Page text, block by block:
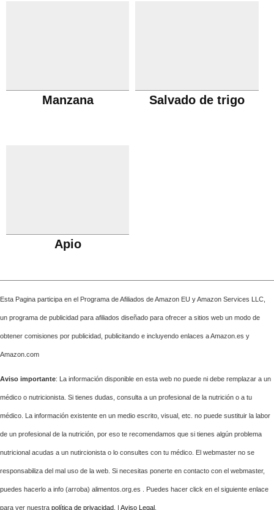
Manzana Salvado de trigo
Apio
Esta Pagina participa en el Programa de Afiliados de Amazon EU y Amazon Services LLC,
un programa de publicidad para afiliados diseñado para ofrecer a sitios web un modo de
obtener comisiones por publicidad, publicitando e incluyendo enlaces a Amazon.es y
Amazon.com
Aviso importante: La información disponible en esta web no puede ni debe remplazar a un
médico o nutricionista. Si tienes dudas, consulta a un profesional de la nutrición o a tu
médico. La información existente en un medio escrito, visual, etc. no puede sustituir la labor
de un profesional de la nutrición, por eso te recomendamos que si tienes algún problema
nutricional acudas a un nutircionista o lo consultes con tu médico. El webmaster no se
responsabiliza del mal uso de la web. Si necesitas ponerte en contacto con el webmaster,
puedes hacerlo a info (arroba) alimentos.org.es . Puedes hacer click en el siguiente enlace
para ver nuestra política de privacidad . | Aviso Legal